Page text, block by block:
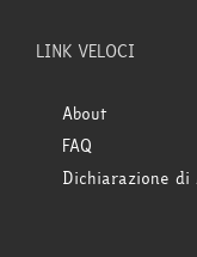
LINK VELOCI
About
FAQ
Dichiarazione di